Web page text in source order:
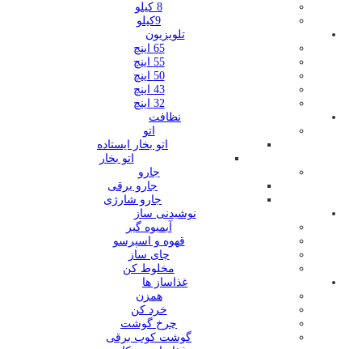
8 کیلو
9کیلو
تلویزیون
65 اینچ
55 اینچ
50 اینچ
43 اینچ
32 اینچ
نظافت
اتو
اتو بخار ایستاده
اتو بخار
جارو
جارو برقی
جارو شارژی
نوشیدنی ساز
آبمیوه گیر
قهوه و اسپرسو
چای ساز
مخلوط کن
غذاساز ها
همزن
خرد کن
چرخ گوشت
گوشت کوب برقی